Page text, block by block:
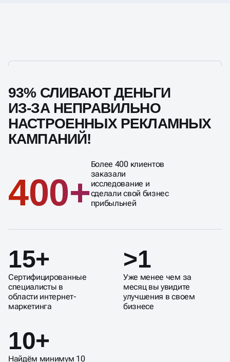
93% СЛИВАЮТ ДЕНЬГИ
ИЗ-ЗА НЕПРАВИЛЬНО
НАСТРОЕННЫХ РЕКЛАМНЫХ
КАМПАНИЙ!
400+
Более 400 клиентов
заказали
исследование и
сделали свой бизнес
прибыльней
15+
Сертифицированные
специалисты в
области интернет-
маркетинга
>1
Уже менее чем за
месяц вы увидите
улучшения в своем
бизнесе
10+
Найдём минимум 10